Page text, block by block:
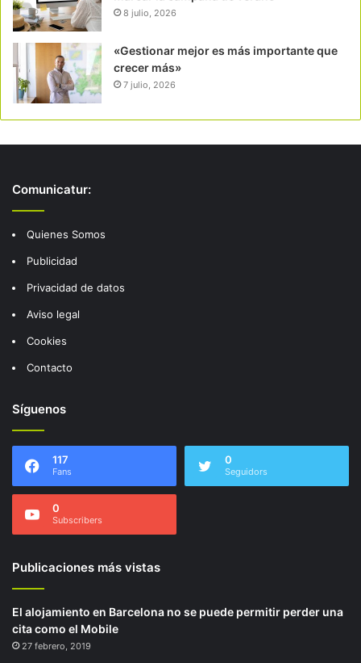
8 julio, 2026
«Gestionar mejor es más importante que
crecer más»
7 julio, 2026
Comunicatur:
Quienes Somos
Publicidad
Privacidad de datos
Aviso legal
Cookies
Contacto
Síguenos
117
Fans
0
Seguidors
0
Subscribers
Publicaciones más vistas
El alojamiento en Barcelona no se puede permitir perder una
cita como el Mobile
27 febrero, 2019